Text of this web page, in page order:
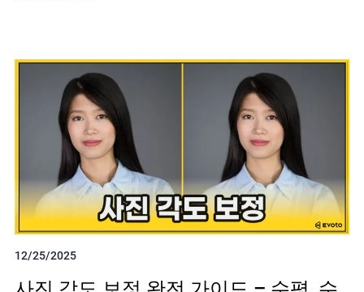
12/25/2025